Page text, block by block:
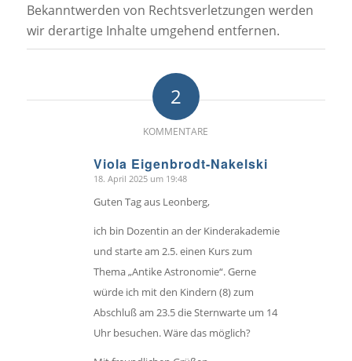
Bekanntwerden von Rechtsverletzungen werden
wir derartige Inhalte umgehend entfernen.
2
KOMMENTARE
Viola Eigenbrodt-Nakelski
sagte:
18. April 2025 um 19:48
Guten Tag aus Leonberg,
ich bin Dozentin an der Kinderakademie
und starte am 2.5. einen Kurs zum
Thema „Antike Astronomie“. Gerne
würde ich mit den Kindern (8) zum
Abschluß am 23.5 die Sternwarte um 14
Uhr besuchen. Wäre das möglich?